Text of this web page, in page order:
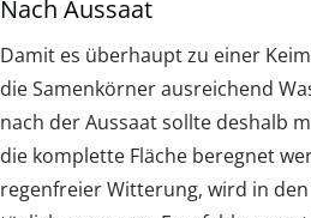
Nach Aussaat
Damit es überhaupt zu einer
die Samenkörner ausreichend
nach der Aussaat sollte deshalb
die komplette Fläche beregnet
regenfreier Witterung, wird in